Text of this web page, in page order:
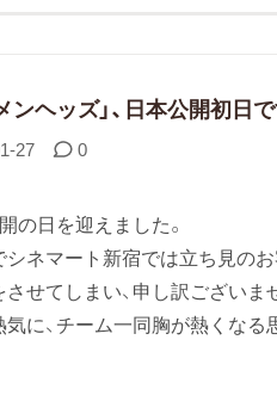
ンヘッズ」、日本公開初日
27 0
の日を迎えました。
ネマート新宿では立ち見の
せてしまい、申し訳ございま
に、チーム一同胸が熱くなる